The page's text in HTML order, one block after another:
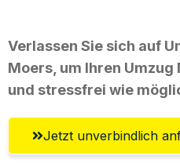
Verlassen Sie sich auf
Moers, um Ihren
und stressfrei wie
Jetzt unverbindlich